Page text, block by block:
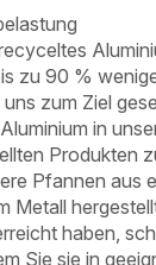
zu 90 %
zum Ziel
in
Produkten
Pfannen aus
Metall
haben,
Sie sie in